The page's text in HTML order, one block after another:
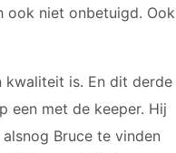
ook niet onbetuigd. Ook
kwaliteit is. En dit derde
een met de keeper. Hij
Bruce te vinden